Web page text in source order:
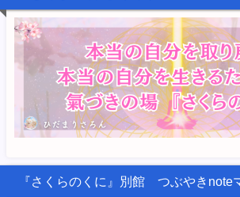
『さくらのくに』別館 つぶやきnote